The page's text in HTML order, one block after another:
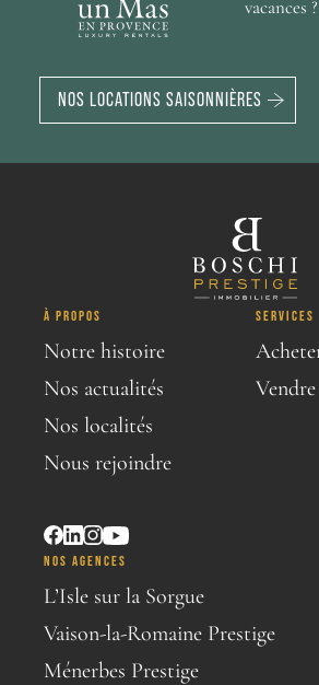
vacances ?
NOS LOCATIONS SAISONNIÈRES
À PROPOS
Notre histoire
Nos actualités
Nos localités
Nous rejoindre
SERVICES
Vendre
NOS AGENCES
L’Isle sur la Sorgue
Vaison-la-Romaine Prestige
Ménerbes Prestige